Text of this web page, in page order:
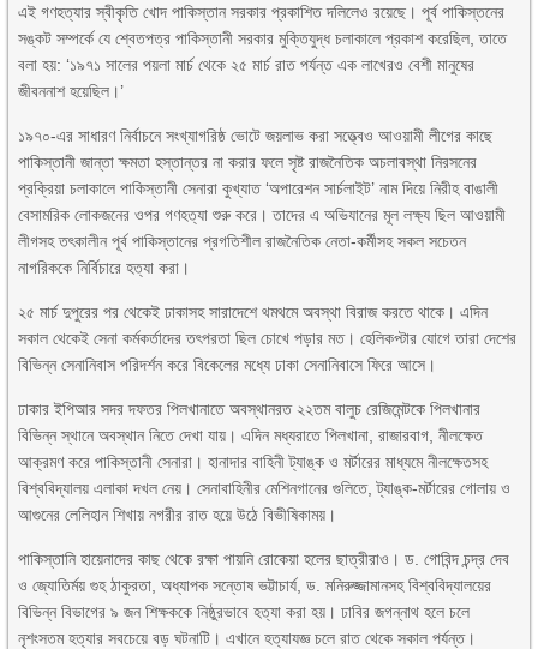
এই গণহত্যার স্বীকৃতি খোদ পাকিস্তান সরকার প্রকাশিত দলিলেও রয়েছে। পূর্ব পাকিস্তনের
সঙ্কট সম্পর্কে যে শ্বেতপত্র পাকিস্তানী সরকার মুক্তিযুদ্ধ চলাকালে প্রকাশ করেছিল, তাতে
বলা হয়: ‘১৯৭১ সালের পয়লা মার্চ থেকে ২৫ মার্চ রাত পর্যন্ত এক লাখেরও বেশী মানুষের
জীবননাশ হয়েছিল।’
১৯৭০-এর সাধারণ নির্বাচনে সংখ্যাগরিষ্ঠ ভোটে জয়লাভ করা সত্ত্বেও আওয়ামী লীগের কাছে
পাকিস্তানী জান্তা ক্ষমতা হস্তান্তর না করার ফলে সৃষ্ট রাজনৈতিক অচলাবস্থা নিরসনের
প্রক্রিয়া চলাকালে পাকিস্তানী সেনারা কুখ্যাত ‘অপারেশন সার্চলাইট’ নাম দিয়ে নিরীহ বাঙালী
বেসামরিক লোকজনের ওপর গণহত্যা শুরু করে। তাদের এ অভিযানের মূল লক্ষ্য ছিল আওয়ামী
লীগসহ তৎকালীন পূর্ব পাকিস্তানের প্রগতিশীল রাজনৈতিক নেতা-কর্মীসহ সকল সচেতন
নাগরিককে নির্বিচারে হত্যা করা।
২৫ মার্চ দুপুরের পর থেকেই ঢাকাসহ সারাদেশে থমথমে অবস্থা বিরাজ করতে থাকে। এদিন
সকাল থেকেই সেনা কর্মকর্তাদের তৎপরতা ছিল চোখে পড়ার মত। হেলিকপ্টার যোগে তারা দেশের
বিভিন্ন সেনানিবাস পরিদর্শন করে বিকেলের মধ্যে ঢাকা সেনানিবাসে ফিরে আসে।
ঢাকার ইপিআর সদর দফতর পিলখানাতে অবস্থানরত ২২তম বালুচ রেজিমেন্টকে পিলখানার
বিভিন্ন স্থানে অবস্থান নিতে দেখা যায়। এদিন মধ্যরাতে পিলখানা, রাজারবাগ, নীলক্ষেত
আক্রমণ করে পাকিস্তানী সেনারা। হানাদার বাহিনী ট্যাঙ্ক ও মর্টারের মাধ্যমে নীলক্ষেতসহ
বিশ্ববিদ্যালয় এলাকা দখল নেয়। সেনাবাহিনীর মেশিনগানের গুলিতে, ট্যাঙ্ক-মর্টারের গোলায় ও
আগুনের লেলিহান শিখায় নগরীর রাত হয়ে উঠে বিভীষিকাময়।
পাকিস্তানি হায়েনাদের কাছ থেকে রক্ষা পায়নি রোকেয়া হলের ছাত্রীরাও। ড. গোবিন্দ চন্দ্র দেব
ও জ্যোতির্ময় গুহ ঠাকুরতা, অধ্যাপক সন্তোষ ভট্টাচার্য, ড. মনিরুজ্জামানসহ বিশ্ববিদ্যালয়ের
বিভিন্ন বিভাগের ৯ জন শিক্ষককে নিষ্ঠুরভাবে হত্যা করা হয়। ঢাবির জগন্নাথ হলে চলে
নৃশংসতম হত্যার সবচেয়ে বড় ঘটনাটি। এখানে হত্যাযজ্ঞ চলে রাত থেকে সকাল পর্যন্ত।